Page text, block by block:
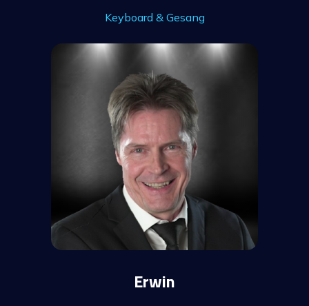
Keyboard & Gesang
Erwin